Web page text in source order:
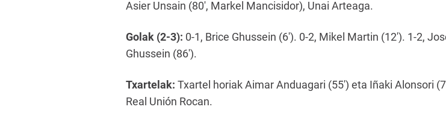
Asier Unsain (80′, Markel Mancisidor), Unai Arteaga.
Golak (2-3): 0-1, Brice Ghussein (6′). 0-2, Mikel Martin (12′). 1-2,
Ghussein (86′).
Txartelak: Txartel horiak Aimar Anduagari (55′) eta Iñaki Alonsori
Real Unión Rocan.